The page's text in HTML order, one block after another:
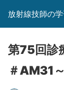
放射線技師の
第75回診
＃AM31